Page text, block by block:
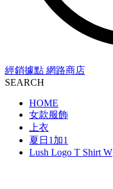
經銷據點 網路商店
SEARCH
HOME
女款服飾
上衣
夏日1加1
Lush Logo T Shirt W